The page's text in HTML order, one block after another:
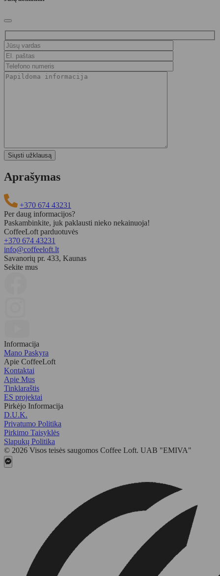
Aprašymas
+370 674 43231
Per daug informacijos?
Paskambinkite, juk paklausti nieko nekainuoja!
CoffeeLoft parduotuvės
+370 674 43231
info@coffeeloft.lt
Savanorių pr. 433, Kaunas
Sekite mus
Informacija
Mano Paskyra
Apie CoffeeLoft
Kontaktai
Apie Mus
Tinklaraštis
ES projektai
Pirkėjo Informacija
D.U.K.
Privatumo Politika
Pirkimo Taisyklės
Slapukų Politika
© 2026 Visos teisės saugomos Coffee Loft. UAB "EMIVA"